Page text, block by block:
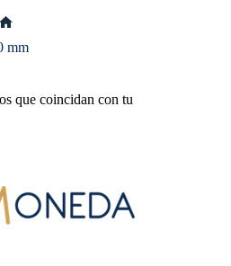
mm
que coincidan con tu